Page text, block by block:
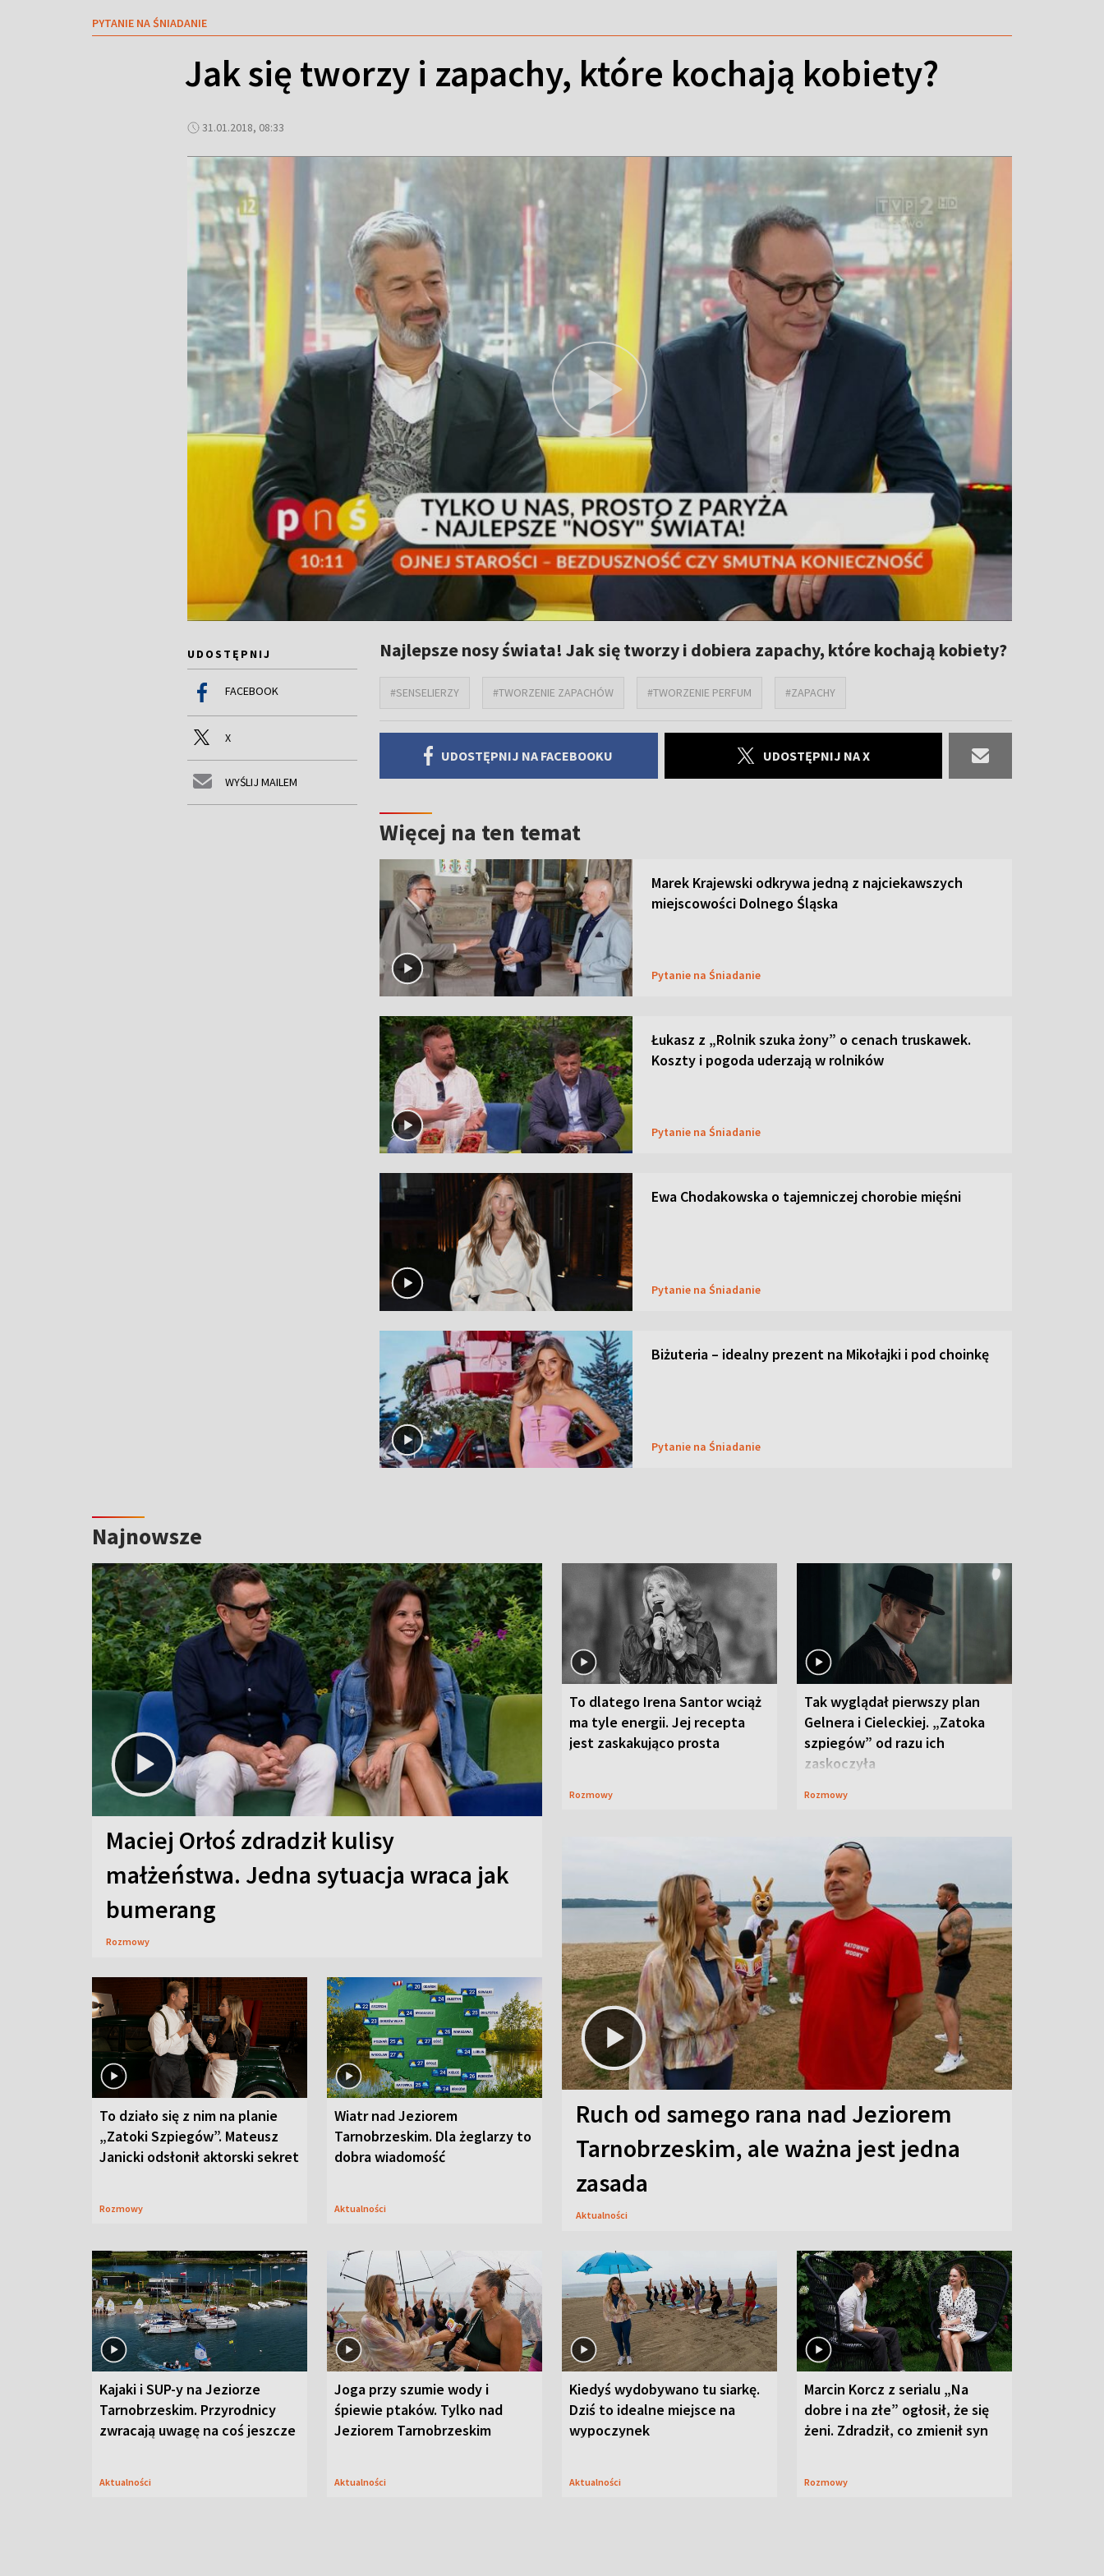
PYTANIE NA ŚNIADANIE
Jak się tworzy i zapachy, które kochają kobiety?
31.01.2018, 08:33
UDOSTĘPNIJ
FACEBOOK
X
WYŚLIJ MAILEM
Najlepsze nosy świata! Jak się tworzy i dobiera zapachy, które kochają kobiety?
#SENSELIERZY #TWORZENIE ZAPACHÓW #TWORZENIE PERFUM #ZAPACHY
UDOSTĘPNIJ NA FACEBOOKU UDOSTĘPNIJ NA X
Więcej na ten temat
Marek Krajewski odkrywa jedną z najciekawszych
miejscowości Dolnego Śląska
Pytanie na Śniadanie
Łukasz z „Rolnik szuka żony” o cenach truskawek.
Koszty i pogoda uderzają w rolników
Pytanie na Śniadanie
Ewa Chodakowska o tajemniczej chorobie mięśni
Pytanie na Śniadanie
Biżuteria – idealny prezent na Mikołajki i pod choinkę
Pytanie na Śniadanie
Najnowsze
Maciej Orłoś zdradził kulisy
małżeństwa. Jedna sytuacja wraca jak
bumerang
Rozmowy
To dlatego Irena Santor wciąż
ma tyle energii. Jej recepta
jest zaskakująco prosta
Rozmowy
Tak wyglądał pierwszy plan
Gelnera i Cieleckiej. „Zatoka
szpiegów” od razu ich
zaskoczyła
Rozmowy
To działo się z nim na planie
„Zatoki Szpiegów”. Mateusz
Janicki odsłonił aktorski sekret
Rozmowy
Wiatr nad Jeziorem
Tarnobrzeskim. Dla żeglarzy to
dobra wiadomość
Aktualności
Ruch od samego rana nad Jeziorem
Tarnobrzeskim, ale ważna jest jedna
zasada
Aktualności
Kajaki i SUP-y na Jeziorze
Tarnobrzeskim. Przyrodnicy
zwracają uwagę na coś jeszcze
Aktualności
Joga przy szumie wody i
śpiewie ptaków. Tylko nad
Jeziorem Tarnobrzeskim
Aktualności
Kiedyś wydobywano tu siarkę.
Dziś to idealne miejsce na
wypoczynek
Aktualności
Marcin Korcz z serialu „Na
dobre i na złe” ogłosił, że się
żeni. Zdradził, co zmienił syn
Rozmowy